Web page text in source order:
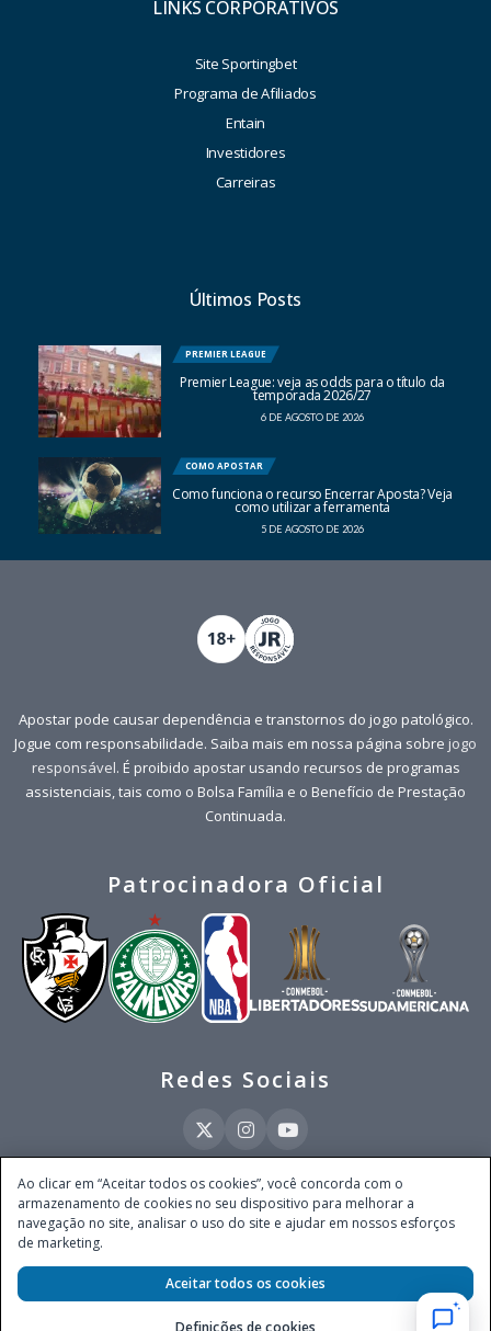
LINKS CORPORATIVOS
Site Sportingbet
Programa de Afiliados
Entain
Investidores
Carreiras
Últimos Posts
PREMIER LEAGUE
Premier League: veja as odds para o título da
temporada 2026/27
6 DE AGOSTO DE 2026
COMO APOSTAR
Como funciona o recurso Encerrar Aposta? Veja
como utilizar a ferramenta
5 DE AGOSTO DE 2026
Apostar pode causar dependência e transtornos do jogo patológico.
Jogue com responsabilidade. Saiba mais em nossa página sobre jogo
responsável. É proibido apostar usando recursos de programas
assistenciais, tais como o Bolsa Família e o Benefício de Prestação
Continuada.
Patrocinadora Oficial
Redes Sociais
Este site é operado pela Ventmear Brasil LTDA (CNPJ 52.868.380/0001-84), com
endereço na Avenida Brigadeiro Faria Lima, nº 4.055, 3º andar, Itaim Bibi, no
Município de São Paulo, Estado de São Paulo, CEP 04538-133, Brasil - empresa
autorizada a operar apostas de quota fixa em todo território nacional pela
Secretaria de Prêmios e Apostas do Ministério da Fazenda, conforme Portaria nº
247, de 07.02.2025, publicada no DOU em 11.2.2025.
Ao clicar em “Aceitar todos os cookies”, você concorda com o
armazenamento de cookies no seu dispositivo para melhorar a
navegação no site, analisar o uso do site e ajudar em nossos esforços
de marketing.
Definições de cookies
Aceitar todos os cookies